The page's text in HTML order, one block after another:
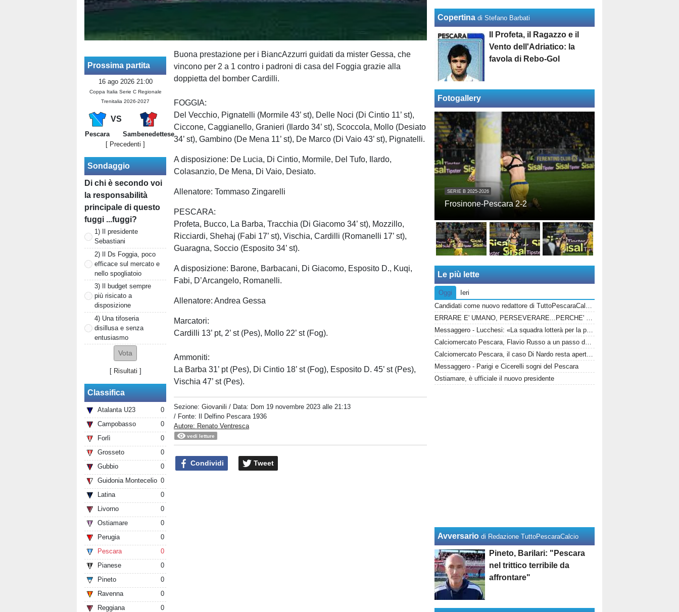
Prossima partita
16 ago 2026 21:00
Coppa Italia Serie C Regionale
Trenitalia 2026-2027
VS
Pescara
Sambenedettese
[ Precedenti ]
Sondaggio
Di chi è secondo voi
la responsabilità
principale di questo
fuggi ...fuggi?
1) Il presidente
Sebastiani
2) Il Ds Foggia, poco
efficace sul mercato e
nello spogliatoio
3) Il budget sempre
più risicato a
disposizione
4) Una tifoseria
disillusa e senza
entusiasmo
[ Risultati ]
Classifica
Atalanta U23
0
Campobasso
0
Forlì
0
Grosseto
0
Gubbio
0
Guidonia Montecelio 0
Latina
0
Livorno
0
Ostiamare
0
Perugia
0
Pescara
0
Pianese
0
Pineto
0
Ravenna
0
Reggiana
0
Buona prestazione per i BiancAzzurri guidati da mister Gessa, che
vincono per 2 a 1 contro i padroni di casa del Foggia grazie alla
doppietta del bomber Cardilli.
FOGGIA:
Del Vecchio, Pignatelli (Mormile 43’ st), Delle Noci (Di Cintio 11’ st),
Ciccone, Caggianello, Granieri (Ilardo 34’ st), Scoccola, Mollo (Desiato
34’ st), Gambino (De Mena 11’ st), De Marco (Di Vaio 43’ st), Pignatelli.
A disposizione: De Lucia, Di Cintio, Mormile, Del Tufo, Ilardo,
Colasanzio, De Mena, Di Vaio, Desiato.
Allenatore: Tommaso Zingarelli
PESCARA:
Profeta, Bucco, La Barba, Tracchia (Di Giacomo 34’ st), Mozzillo,
Ricciardi, Shehaj (Fabi 17’ st), Vischia, Cardilli (Romanelli 17’ st),
Guaragna, Soccio (Esposito 34’ st).
A disposizione: Barone, Barbacani, Di Giacomo, Esposito D., Kuqi,
Fabi, D’Arcangelo, Romanelli.
Allenatore: Andrea Gessa
Marcatori:
Cardilli 13’ pt, 2’ st (Pes), Mollo 22’ st (Fog).
Ammoniti:
La Barba 31’ pt (Pes), Di Cintio 18’ st (Fog), Esposito D. 45’ st (Pes),
Vischia 47’ st (Pes).
Sezione:Giovanili / Data: Dom 19 novembre 2023 alle 21:13
/ Fonte: Il Delfino Pescara 1936
Autore: Renato Ventresca
vedi letture
Condividi Tweet
Copertina di Stefano Barbati
Il Profeta, il Ragazzo e il
Vento dell'Adriatico: la
favola di Rebo-Gol
Fotogallery
SERIE B 2025-2026
Frosinone-Pescara 2-2
Le più lette
Oggi
Ieri
Candidati come nuovo redattore di TuttoPescaraCalcio.com!
ERRARE E' UMANO, PERSEVERARE...PERCHE' SPACCIARE PER BOMBER RUSSO E ALBERTI?
Messaggero - Lucchesi: «La squadra lotterà per la promozioni in serie B»
Calciomercato Pescara, Flavio Russo a un passo dal ritorno: Foggia accelera, il Sassuolo prepara il via libera
Calciomercato Pescara, il caso Di Nardo resta aperto: il bomber può anche restare in biancazzurro
Messaggero - Parigi e Cicerelli sogni del Pescara
Ostiamare, è ufficiale il nuovo presidente
Avversario di Redazione TuttoPescaraCalcio
Pineto, Barilari: "Pescara
nel trittico terribile da
affrontare"